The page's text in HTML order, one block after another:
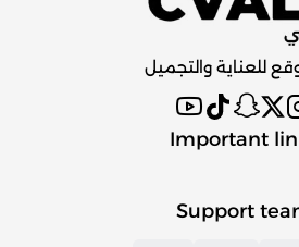
للعناية والتجميل
Important
Support